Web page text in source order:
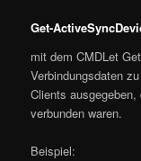
Get-
mit dem CMDLet
Verbindungsdaten
Clients
verbunden waren.
Beispiel: